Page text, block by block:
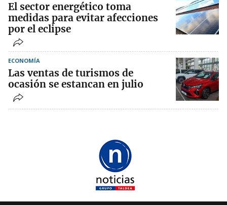
El sector energético toma
medidas para evitar afecciones
por el eclipse
ECONOMÍA
Las ventas de turismos de
ocasión se estancan en julio